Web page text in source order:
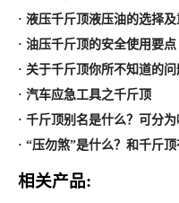
· 液压千斤顶液压油的选择
· 油压千斤顶的安全使用要点
· 关于千斤顶你所不知道的问
· 汽车应急工具之千斤顶
· 千斤顶别名是什么？可分为
· “压勿煞”是什么？和千斤顶
相关产品: